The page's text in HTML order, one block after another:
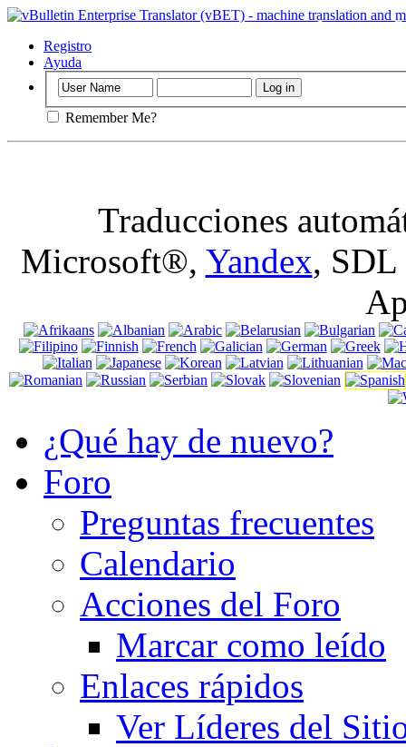
Importante:
Registro
Ayuda
Remember Me?
Traducciones
Microsoft®, Yandex, SDL
¿Qué hay de nuevo?
Foro
Preguntas frecuentes
Calendario
Acciones del Foro
Marcar como leído
Enlaces rápidos
Ver Líderes del